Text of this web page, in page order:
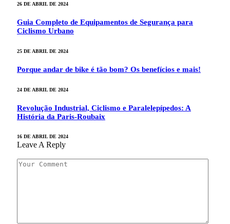
26 DE ABRIL DE 2024
Guia Completo de Equipamentos de Segurança para
Ciclismo Urbano
25 DE ABRIL DE 2024
Porque andar de bike é tão bom? Os benefícios e mais!
24 DE ABRIL DE 2024
Revolução Industrial, Ciclismo e Paralelepípedos: A
História da Paris-Roubaix
16 DE ABRIL DE 2024
Leave A Reply